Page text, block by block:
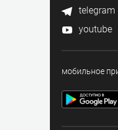
telegram
youtube
мобильное